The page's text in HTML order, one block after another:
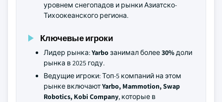
уровнем снегопадов и рынки Азиатско-
Тихоокеанского региона.
Ключевые игроки
Лидер рынка:Yarboзанимал более30%доли
рынка в 2025 году.
Ведущие игроки: Топ-5 компаний на этом
рынке включаютYarbo, Mammotion, Swap
Robotics, Kobi Company, которые в